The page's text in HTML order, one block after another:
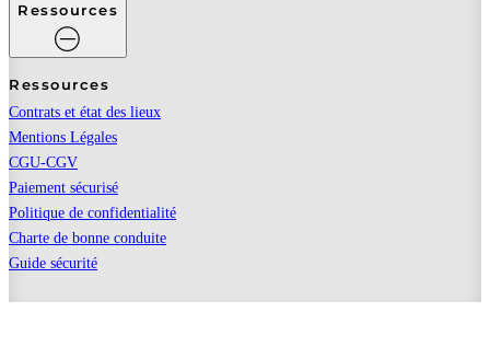
Ressources
Ressources
Contrats et état des lieux
Mentions Légales
CGU-CGV
Paiement sécurisé
Politique de confidentialité
Charte de bonne conduite
Guide sécurité